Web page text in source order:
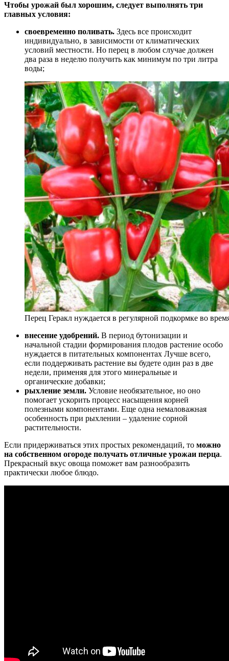
Чтобы урожай был хорошим, следует выполнять три
главных условия:
своевременно поливать. Здесь все происходит
индивидуально, в зависимости от климатических
условий местности. Но перец в любом случае должен
два раза в неделю получить как минимум по три литра
воды;
Перец Геракл нуждается в регулярной подкормке во
внесение удобрений. В период бутонизации и
начальной стадии формирования плодов растение особо
нуждается в питательных компонентах Лучше всего,
если поддерживать растение вы будете один раз в две
недели, применяя для этого минеральные и
органические добавки;
рыхление земли. Условие необязательное, но оно
помогает ускорить процесс насыщения корней
полезными компонентами. Еще одна немаловажная
особенность при рыхлении – удаление сорной
растительности.
Если придерживаться этих простых рекомендаций, то можно
на собственном огороде получать отличные урожаи перца.
Прекрасный вкус овоща поможет вам разнообразить
практически любое блюдо.